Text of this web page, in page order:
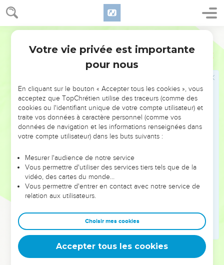
Actes 12
Quand il fit jour, il y eut une grande agitation parmi les
soldats : qu’était donc devenu Pierre ?
Hérode le fit rechercher, mais on ne le trouva pas. Il
Ensuite il quitta la Judée et descendit à Césarée pour y
La mort d'Hérode
Hérode était en conflit avec les Tyriens et les Sidoniens.
Mais ils vinrent le trouver d'un commun accord et, après
avoir gagné Blastus, le responsable de sa chambre, ils
celle du roi pour son ravitaillement.
Le jour fixé, Hérode, habillé de sa tenue royale, était assis
sur son trône et leur adressait publiquement un discours.
Le peuple s'écria : « C'est la voix d'un dieu et non d'un
être humain ! »
Un ange du Seigneur le frappa immédiatement parce qu'il
n'avait pas donné gloire à Dieu. Il mourut rongé par des vers.
Quant à la parole de Dieu, elle se propageait de plus en
Votre vie privée est importante
pour nous
En cliquant sur le bouton « Accepter tous les cookies », vous
acceptez que TopChrétien utilise des traceurs (comme des
cookies ou l'identifiant unique de votre compte utilisateur) et
traite vos données à caractère personnel (comme vos
données de navigation et les informations renseignées dans
votre compte utilisateur) dans les buts suivants :
Mesurer l'audience de notre service
Vous permettre d'utiliser des services tiers tels que de la
vidéo, des cartes du monde…
Vous permettre d'entrer en contact avec notre service de
relation aux utilisateurs.
Choisir mes cookies
Accepter tous les cookies